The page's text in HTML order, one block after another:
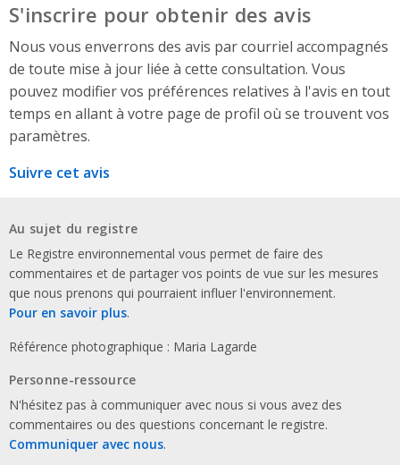
S'inscrire pour obtenir des avis
Nous vous enverrons des avis par courriel accompagnés
de toute mise à jour liée à cette consultation. Vous
pouvez modifier vos préférences relatives à l'avis en tout
temps en allant à votre page de profil où se trouvent vos
paramètres.
Suivre cet avis
Au sujet du registre
Le Registre environnemental vous permet de faire des
commentaires et de partager vos points de vue sur les mesures
que nous prenons qui pourraient influer l'environnement.
Pour en savoir plus.
Référence photographique : Maria Lagarde
Personne-ressource
N'hésitez pas à communiquer avec nous si vous avez des
commentaires ou des questions concernant le registre.
Communiquer avec nous.